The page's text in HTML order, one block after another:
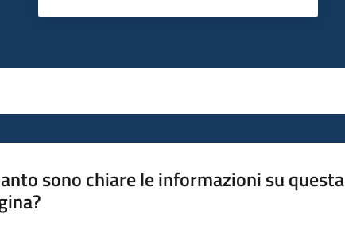
sono chiare le informazioni su questa